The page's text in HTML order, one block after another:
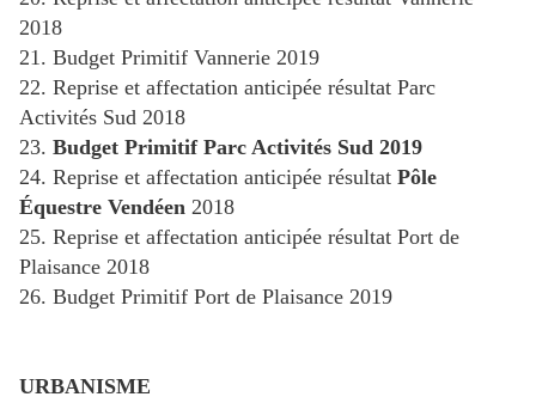
2018
21. Budget Primitif Vannerie 2019
22. Reprise et affectation anticipée résultat Parc
Activités Sud 2018
23. Budget Primitif Parc Activités Sud 2019
24. Reprise et affectation anticipée résultat Pôle
Équestre Vendéen 2018
25. Reprise et affectation anticipée résultat Port de
Plaisance 2018
26. Budget Primitif Port de Plaisance 2019
URBANISME